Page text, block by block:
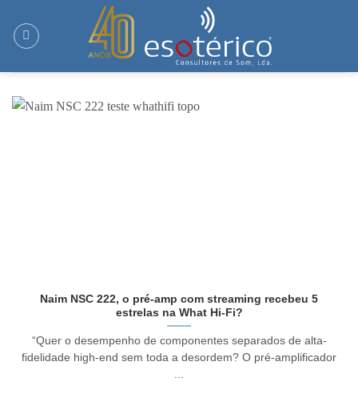
content
Naim NSC 222, o pré-amp com streaming recebeu 5
estrelas na What Hi-Fi?
“Quer o desempenho de componentes separados de alta-
fidelidade high-end sem toda a desordem? O pré-amplificador